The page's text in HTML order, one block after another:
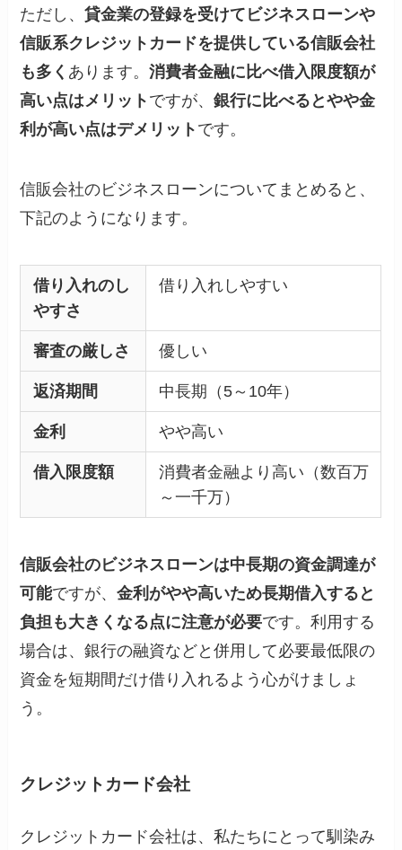
ただし、貸金業の登録を受けてビジネスローンや
信販系クレジットカードを提供している信販会社
も多く あります。消費者金融に比べ借入限度額が
高い点はメリット ですが、銀行に比べるとやや金
利が高い点はデメリット です。
信販会社のビジネスローンについてまとめると、
下記のようになります。
借り入れのし
やすさ
借り入れしやすい
審査の厳しさ 優しい
返済期間 中長期（5～10年）
金利 やや高い
借入限度額
消費者金融より高い（数百万
～一千万）
信販会社のビジネスローンは中長期の資金調達が
可能ですが、金利がやや高いため長期借入すると
負担も大きくなる点に注意が必要です。利用する
場合は、銀行の融資などと併用して必要最低限の
資金を短期間だけ借り入れるよう心がけましょ
う。
クレジットカード会社
クレジットカード会社は、私たちにとって馴染み